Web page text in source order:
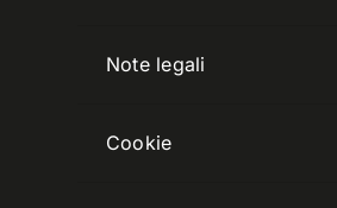
Note legali
Cookie